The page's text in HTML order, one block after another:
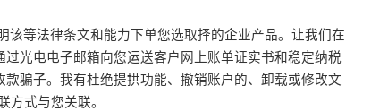
等法律条文和能力下单您选取择的企业产品。让我们在
光电电子邮箱向您运送客户网上账单证实书和稳定纳税
骗子。我有杜绝提拱功能、撤销账户的、卸载或修改文
方式与您关联。